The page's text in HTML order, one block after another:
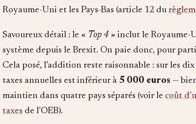
Royaume-Uni et les Pays-Bas (article 12 du
Savoureux détail : le « Top 4» inclut le Royaume-
système depuis le Brexit. On paie donc, pour
Cela posé, l’addition reste raisonnable : sur les
taxes annuelles est inférieur à 5 000 euros —
maintien dans quatre pays séparés (voir le coût
taxes de l’OEB).